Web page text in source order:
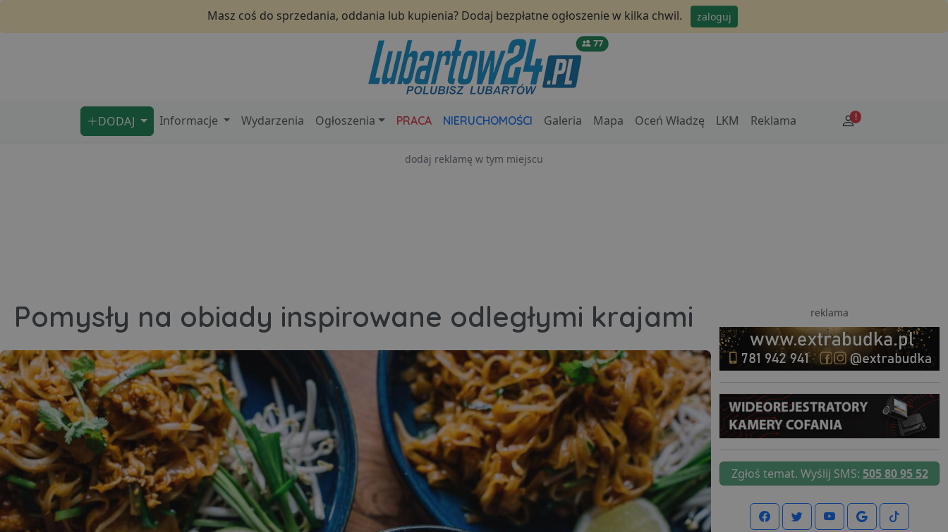
Masz coś do sprzedania, oddania lub kupienia? Dodaj bezpłatne ogłoszenie w kilka chwil. zaloguj
77
DODAJ Informacje Wydarzenia Ogłoszenia PRACA NIERUCHOMOŚCI Galeria Mapa Oceń Władzę LKM Reklama !
dodaj reklamę w tym miejscu
Pomysły na obiady inspirowane odległymi krajami reklama
Zgłoś temat. Wyślij SMS: 505 80 95 52